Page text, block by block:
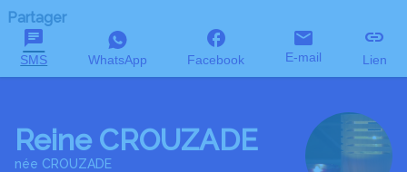
Partager
SMS WhatsApp Facebook E-mail Lien
Reine CROUZADE
née CROUZADE